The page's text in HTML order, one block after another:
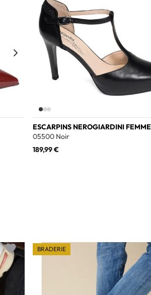
ESCARPINS NEROGIARDINI FEMME
05500 Noir
189,99 €
Add to wishlist
BRADERIE